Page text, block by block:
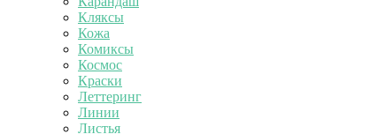
Кляксы
Кожа
Комиксы
Космос
Краски
Леттеринг
Линии
Листья